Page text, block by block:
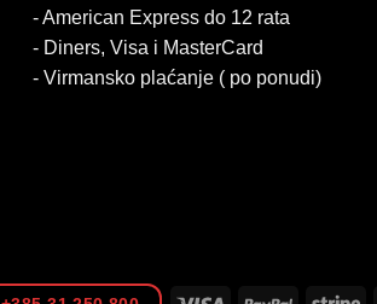
- American Express do 12 rata
- Diners, Visa i MasterCard
- Virmansko plaćanje ( po ponudi)